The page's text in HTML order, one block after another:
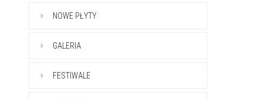
NOWE PŁYTY
GALERIA
FESTIWALE